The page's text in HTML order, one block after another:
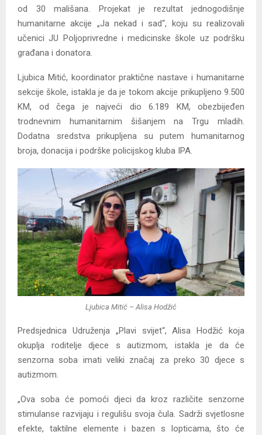
od 30 mališana. Projekat je rezultat jednogodišnje
humanitarne akcije „Ja nekad i sad“, koju su realizovali
učenici JU Poljoprivredne i medicinske škole uz podršku
građana i donatora.
Ljubica Mitić, koordinator praktične nastave i humanitarne
sekcije škole, istakla je da je tokom akcije prikupljeno 9.500
KM, od čega je najveći dio 6.189 KM, obezbijeđen
trodnevnim humanitarnim šišanjem na Trgu mladih.
Dodatna sredstva prikupljena su putem humanitarnog
broja, donacija i podrške policijskog kluba IPA.
Ljubica Mitić – Alisa Hodžić
Predsjednica Udruženja „Plavi svijet“, Alisa Hodžić koja
okuplja roditelje djece s autizmom, istakla je da će
senzorna soba imati veliki značaj za preko 30 djece s
autizmom.
„Ova soba će pomoći djeci da kroz različite senzorne
stimulanse razvijaju i regulišu svoja čula. Sadrži svjetlosne
efekte, taktilne elemente i bazen s lopticama, što će